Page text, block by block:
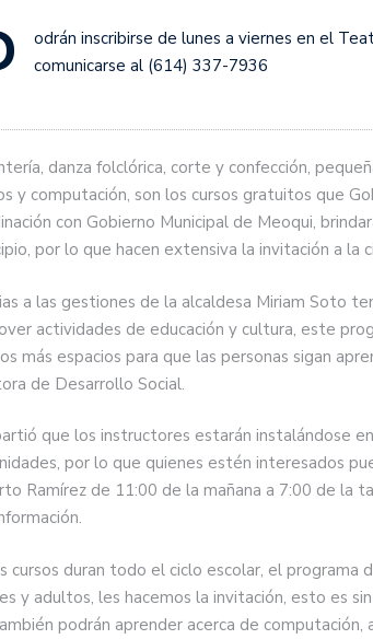
odrán inscribirse de lunes a viernes en el
comunicarse al (614) 337-7936
danza folclórica, corte y confección,
y computación, son los cursos gratuitos que
con Gobierno Municipal de Meoqui,
por lo que hacen extensiva la invitación a la
a las gestiones de la alcaldesa Miriam Soto
actividades de educación y cultura, este
más espacios para que las personas sigan
de Desarrollo Social.
que los instructores estarán instalándose
por lo que quienes estén interesados
Ramírez de 11:00 de la mañana a 7:00 de la
cursos duran todo el ciclo escolar, el programa
y adultos, les hacemos la invitación, esto es
podrán aprender acerca de computación,